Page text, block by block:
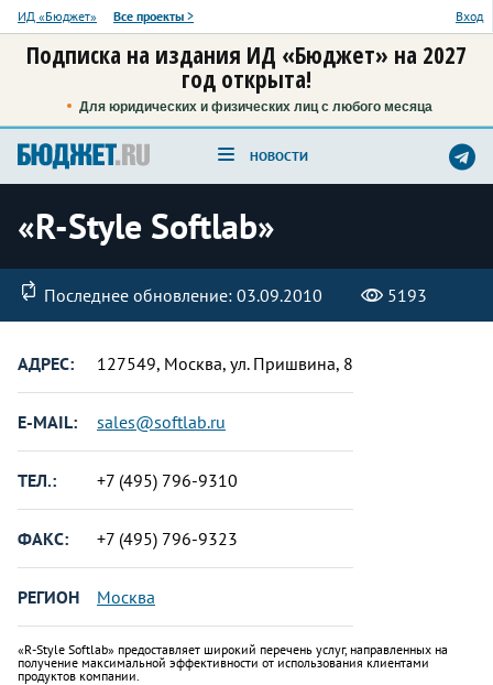
ИД «Бюджет» Все проекты > Вход
Подписка на издания ИД «Бюджет» на 2027
год открыта!
Для юридических и физических лиц с любого месяца
НОВОСТИ
«R-Style Softlab»
Последнее обновление: 03.09.2010 5193
АДРЕС: 127549, Москва, ул. Пришвина, 8
E-MAIL: sales@softlab.ru
ТЕЛ.: +7 (495) 796-9310
ФАКС: +7 (495) 796-9323
РЕГИОН Москва
«R-Style Softlab» предоставляет широкий перечень услуг, направленных на
получение максимальной эффективности от использования клиентами
продуктов компании.